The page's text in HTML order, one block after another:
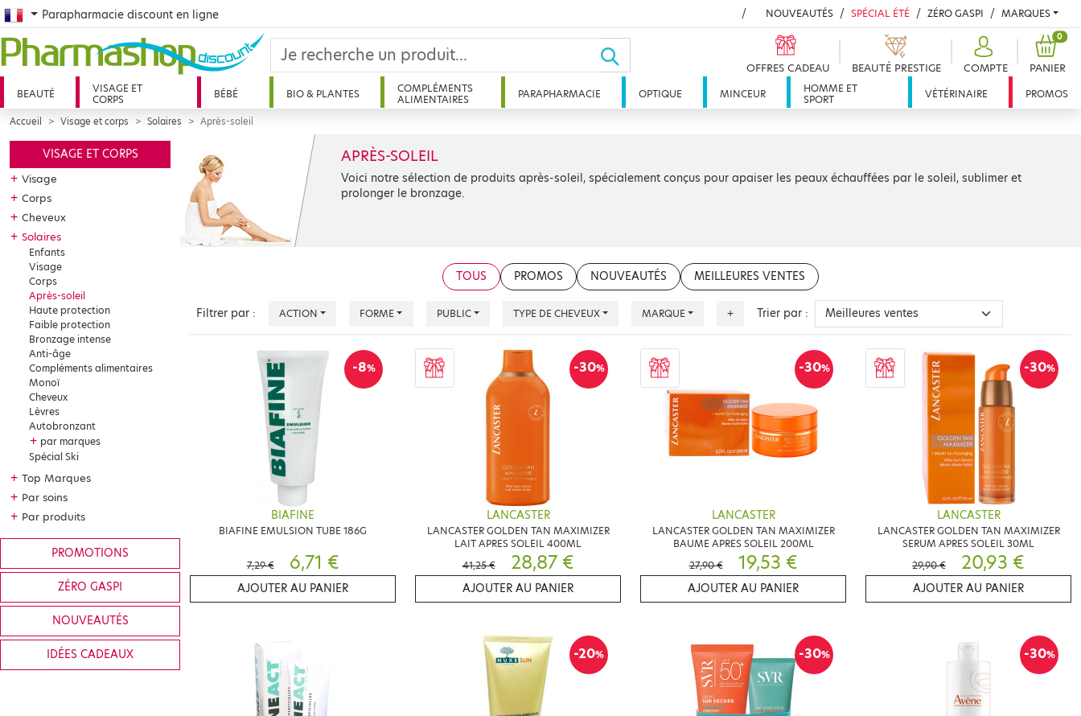
French
Parapharmacie discount en ligne NOUVEAUTÉS SPÉCIAL ÉTÉ ZÉRO GASPI MARQUES
OFFRES CADEAU BEAUTÉ PRESTIGE COMPTE PANIER
0
BEAUTÉ
VISAGE ET
CORPS
BÉBÉ BIO & PLANTES
COMPLÉMENTS
ALIMENTAIRES
PARAPHARMACIE OPTIQUE MINCEUR
HOMME ET
SPORT
VÉTÉRINAIRE PROMOS
Accueil Visage et corps Solaires Après-soleil
VISAGE ET CORPS
+ Visage
+ Corps
+ Cheveux
+ Solaires
Enfants
Visage
Corps
Après-soleil
Haute protection
Faible protection
Bronzage intense
Anti-âge
Compléments alimentaires
Monoï
Cheveux
Lèvres
Autobronzant
+ par marques
Spécial Ski
+ Top Marques
+ Par soins
+ Par produits
PROMOTIONS
ZÉRO GASPI
NOUVEAUTÉS
IDÉES CADEAUX
APRÈS-SOLEIL
Voici notre sélection de produits après-soleil, spécialement conçus pour apaiser les peaux échauffées par le soleil, sublimer et
prolonger le bronzage.
TOUS PROMOS NOUVEAUTÉS MEILLEURES VENTES
Filtrer par : ACTION FORME PUBLIC TYPE DE CHEVEUX MARQUE + Trier par :
-8%
BIAFINE
BIAFINE EMULSION TUBE 186G
7,29 € 6,71 €
AJOUTER AU PANIER
-30%
LANCASTER
LANCASTER GOLDEN TAN MAXIMIZER
LAIT APRES SOLEIL 400ML
41,25 €
28,87 €
AJOUTER AU PANIER
-30%
LANCASTER
LANCASTER GOLDEN TAN MAXIMIZER
BAUME APRES SOLEIL 200ML
27,90 €
19,53 €
AJOUTER AU PANIER
-30%
LANCASTER
LANCASTER GOLDEN TAN MAXIMIZER
SERUM APRES SOLEIL 30ML
29,90 €
20,93 €
AJOUTER AU PANIER
-20% -30% -30%